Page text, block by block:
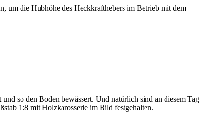
um die Hubhöhe des Heckkrafthebers im Betrieb mit dem
so den Boden bewässert. Und natürlich sind an diesem Tag
1:8 mit Holzkarosserie im Bild festgehalten.